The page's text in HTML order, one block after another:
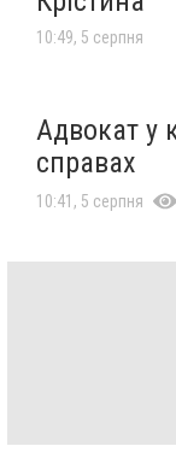
10:49, 5 серпня
Адвокат у
справах
10:41, 5 серпня